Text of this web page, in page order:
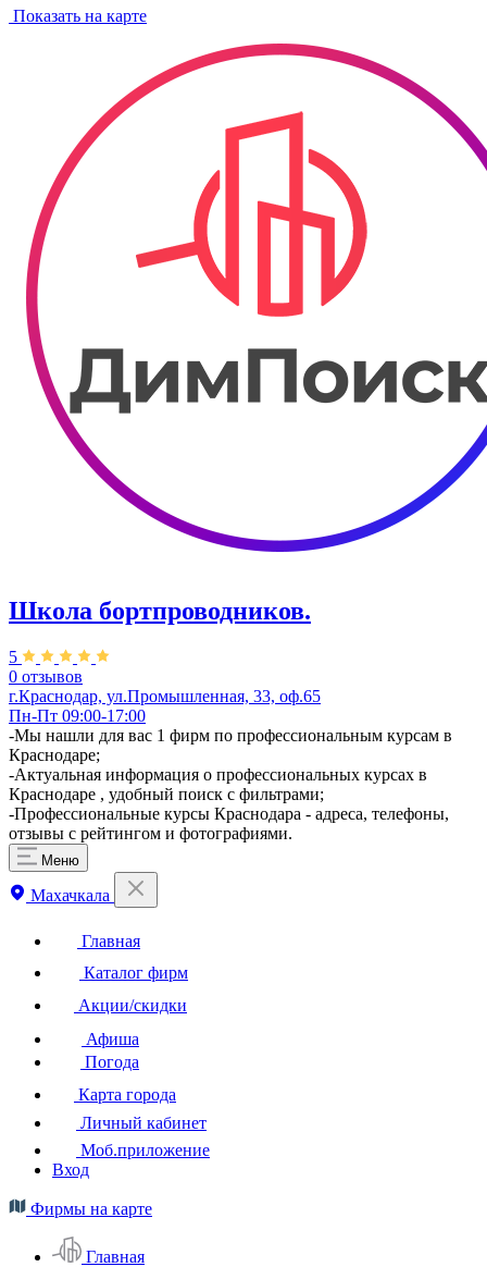
Показать на карте
Школа бортпроводников.
5
0 отзывов
г.Краснодар, ул.Промышленная, 33, оф.65
Пн-Пт 09:00-17:00
-Мы нашли для вас 1 фирм по профессиональным курсам в
Краснодаре;
-Актуальная информация о профессиональных курсах в
Краснодаре , удобный поиск с фильтрами;
-Профессиональные курсы Краснодара - адреса, телефоны,
отзывы с рейтингом и фотографиями.
Меню
Махачкала
Главная
Каталог фирм
Акции/скидки
Афиша
Погода
Карта города
Личный кабинет
Моб.приложение
Вход
Фирмы на карте
Главная